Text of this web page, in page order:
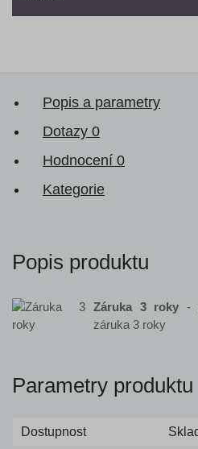
Popis a parametry
Dotazy 0
Hodnocení 0
Kategorie
Popis produktu
Záruka 3 roky -
záruka 3 roky
Parametry produktu
Dostupnost